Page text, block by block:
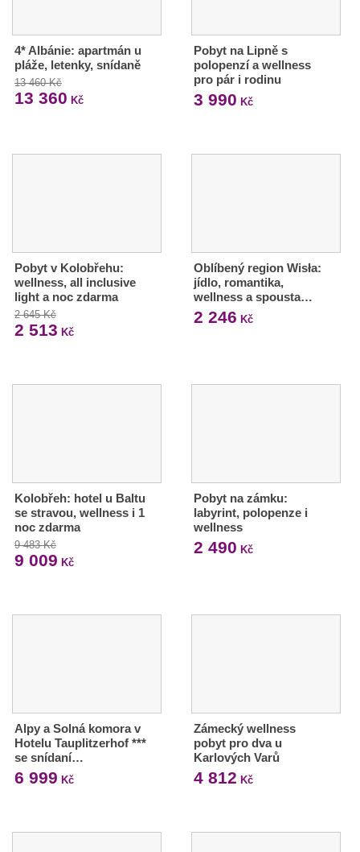
4* Albánie: apartmán u
pláže, letenky, snídaně
13 460 Kč
13 360 Kč
Pobyt na Lipně s
polopenzí a wellness
pro pár i rodinu
3 990 Kč
Pobyt v Kolobřehu:
wellness, all inclusive
light a noc zdarma
2 645 Kč
2 513 Kč
Oblíbený region Wisła:
jídlo, romantika,
wellness a spousta…
2 246 Kč
Kolobřeh: hotel u Baltu
se stravou, wellness i 1
noc zdarma
9 483 Kč
9 009 Kč
Pobyt na zámku:
labyrint, polopenze i
wellness
2 490 Kč
Alpy a Solná komora v
Hotelu Tauplitzerhof ***
se snídaní…
6 999 Kč
Zámecký wellness
pobyt pro dva u
Karlových Varů
4 812 Kč